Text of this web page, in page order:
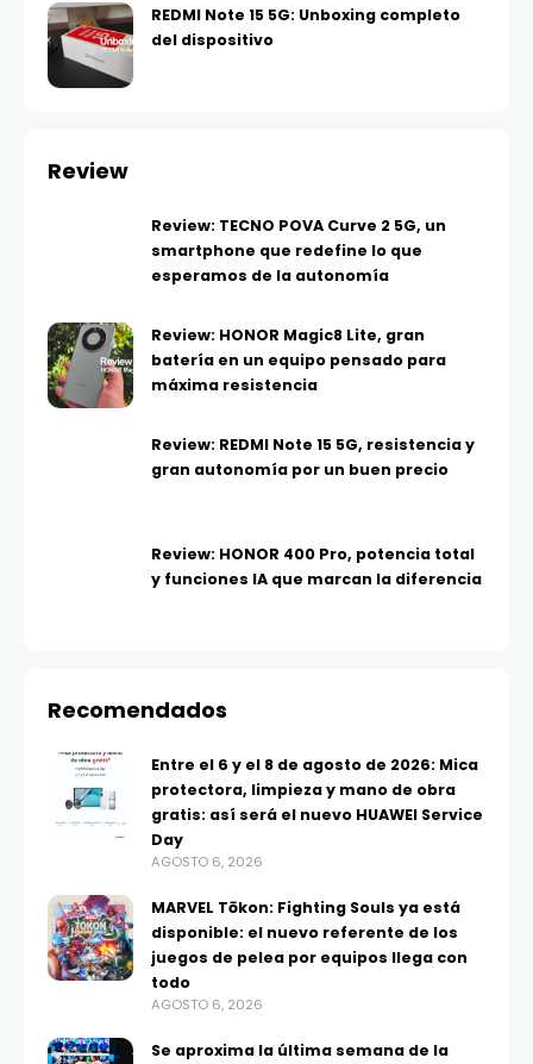
REDMI Note 15 5G: Unboxing completo
del dispositivo
Review
Review: TECNO POVA Curve 2 5G, un
smartphone que redefine lo que
esperamos de la autonomía
Review: HONOR Magic8 Lite, gran
batería en un equipo pensado para
máxima resistencia
Review: REDMI Note 15 5G, resistencia y
gran autonomía por un buen precio
Review: HONOR 400 Pro, potencia total
y funciones IA que marcan la diferencia
Recomendados
Entre el 6 y el 8 de agosto de 2026: Mica
protectora, limpieza y mano de obra
gratis: así será el nuevo HUAWEI Service
Day
AGOSTO 6, 2026
MARVEL Tōkon: Fighting Souls ya está
disponible: el nuevo referente de los
juegos de pelea por equipos llega con
todo
AGOSTO 6, 2026
Se aproxima la última semana de la